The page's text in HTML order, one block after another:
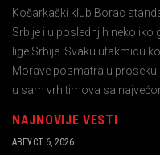
Košarkaški klub Borac
Srbije i u poslednjih nekoliko
lige Srbije. Svaku utakmicu
Morave posmatra u
u sam vrh timova sa
NAJNOVIJE VESTI
АВГУСТ 6, 2026